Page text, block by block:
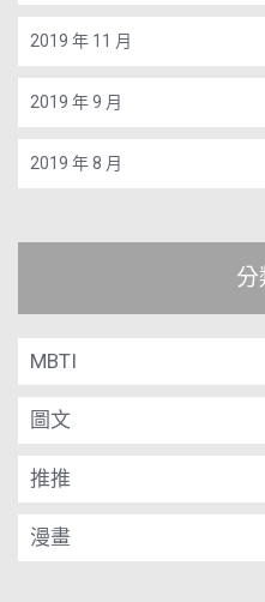
2019 年 11 月
2019 年 9 月
2019 年 8 月
分
MBTI
圖文
推推
漫畫